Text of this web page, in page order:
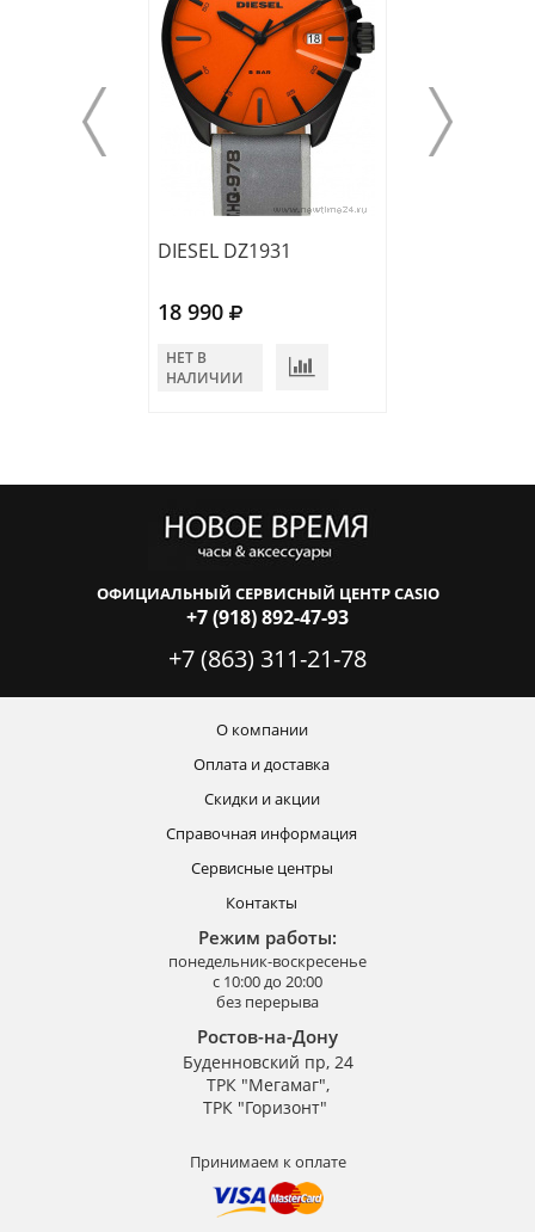
DIESEL DZ1931
18 990
НЕТ В
НАЛИЧИИ
ОФИЦИАЛЬНЫЙ СЕРВИСНЫЙ ЦЕНТР CASIO
+7 (918) 892-47-93
+7 (863) 311-21-78
О компании
Оплата и доставка
Скидки и акции
Справочная информация
Сервисные центры
Контакты
Режим работы:
понедельник-воскресенье
с 10:00 до 20:00
без перерыва
Ростов-на-Дону
Буденновский пр, 24
ТРК "Мегамаг",
ТРК "Горизонт"
Принимаем к оплате